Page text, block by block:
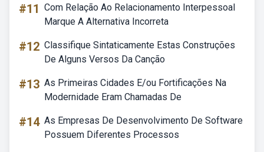
#11 Com Relação Ao Relacionamento Interpessoal
Marque A Alternativa Incorreta
#12 Classifique Sintaticamente Estas Construções
De Alguns Versos Da Canção
#13 As Primeiras Cidades E/ou Fortificações Na
Modernidade Eram Chamadas De
#14 As Empresas De Desenvolvimento De Software
Possuem Diferentes Processos